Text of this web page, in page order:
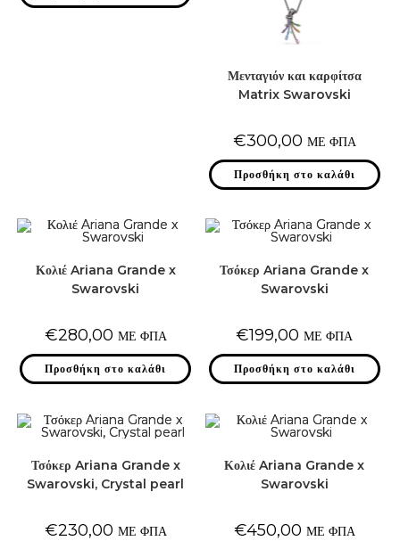
Μενταγιόν και καρφίτσα
Matrix Swarovski
€300,00 ΜΕ ΦΠΑ
Προσθήκη στο καλάθι
Κολιέ Ariana Grande x
Swarovski
€280,00 ΜΕ ΦΠΑ
Προσθήκη στο καλάθι
Τσόκερ Ariana Grande x
Swarovski
€199,00 ΜΕ ΦΠΑ
Προσθήκη στο καλάθι
Τσόκερ Ariana Grande x
Swarovski, Crystal pearl
€230,00 ΜΕ ΦΠΑ
Κολιέ Ariana Grande x
Swarovski
€450,00 ΜΕ ΦΠΑ